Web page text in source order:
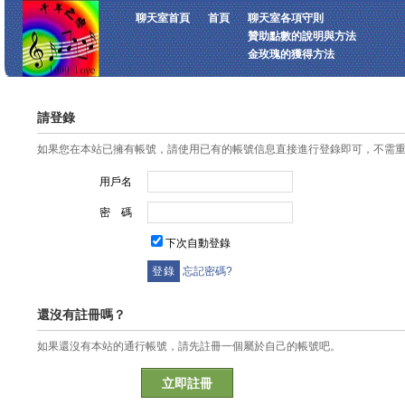
聊天室首頁 首頁
聊天室各項守則
贊助點數的說明與方法
金玫瑰的獲得方法
請登錄
如果您在本站已擁有帳號，請使用已有的帳號信息直接進行登錄即可，不需
用戶名
密 碼
下次自動登錄
忘記密碼?
還沒有註冊嗎？
如果還沒有本站的通行帳號，請先註冊一個屬於自己的帳號吧。
立即註冊